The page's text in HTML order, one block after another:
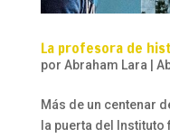
La profesora de
por Abraham Lara
Más de un centenar
la puerta del